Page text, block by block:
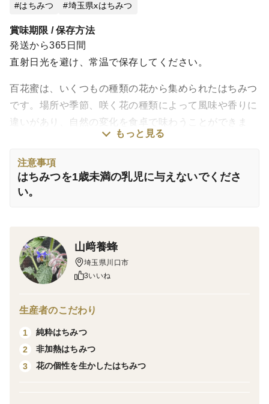
はちみつ 埼玉県xはちみつ
賞味期限 / 保存方法
発送から365日間
直射日光を避け、常温で保存してください。
百花蜜は、いくつもの種類の花から集められたはちみつ
です。場所や季節、咲く花の種類によって風味や香りに
違いがあり、自然の変化を食卓で味わうことができま
山崎養蜂の百花蜜は、ヘアリーベッチ、クローバー、
柿、その他いくつもの草花からミツバチが時間をかけて
集めたはちみつです。
※1歳未満の乳幼児に与えないでください。
※自家採取しております。採集時期・気象条件・地域な
どによって、同じ採蜜植物でも色や味が多少違うことが
もっと見る
注意事項
はちみつを1歳未満の乳児に与えないでくださ
い。
山﨑養蜂
埼玉県川口市
3いいね
生産者のこだわり
1
純粋はちみつ
2
非加熱はちみつ
3
花の個性を生かしたはちみつ